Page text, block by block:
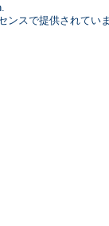
ンスで提供されてい